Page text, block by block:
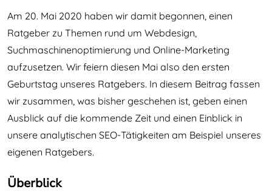
Am 20. Mai 2020 haben wir damit begonnen, einen
Ratgeber zu Themen rund um Webdesign,
Suchmaschinenoptimierung und Online-Marketing
aufzusetzen. Wir feiern diesen Mai also den ersten
Geburtstag unseres Ratgebers. In diesem Beitrag fassen
wir zusammen, was bisher geschehen ist, geben einen
Ausblick auf die kommende Zeit und einen Einblick in
unsere analytischen SEO-Tätigkeiten am Beispiel unseres
eigenen Ratgebers.
Überblick